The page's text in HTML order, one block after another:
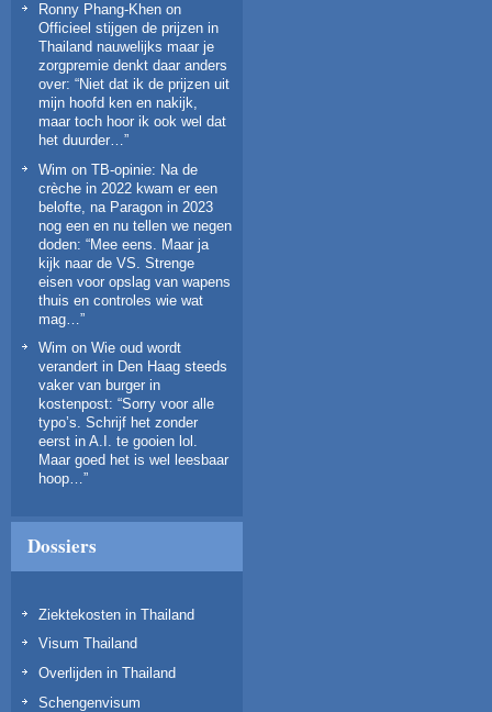
Ronny Phang-Khen on
Officieel stijgen de prijzen in
Thailand nauwelijks maar je
zorgpremie denkt daar anders
over: “Niet dat ik de prijzen uit
mijn hoofd ken en nakijk,
maar toch hoor ik ook wel dat
het duurder…”
Wim on TB-opinie: Na de
crèche in 2022 kwam er een
belofte, na Paragon in 2023
nog een en nu tellen we negen
doden: “Mee eens. Maar ja
kijk naar de VS. Strenge
eisen voor opslag van wapens
thuis en controles wie wat
mag… ”
Wim on Wie oud wordt
verandert in Den Haag steeds
vaker van burger in
kostenpost: “Sorry voor alle
typo’s. Schrijf het zonder
eerst in A.I. te gooien lol.
Maar goed het is wel leesbaar
hoop… ”
Dossiers
Ziektekosten in Thailand
Visum Thailand
Overlijden in Thailand
Schengenvisum